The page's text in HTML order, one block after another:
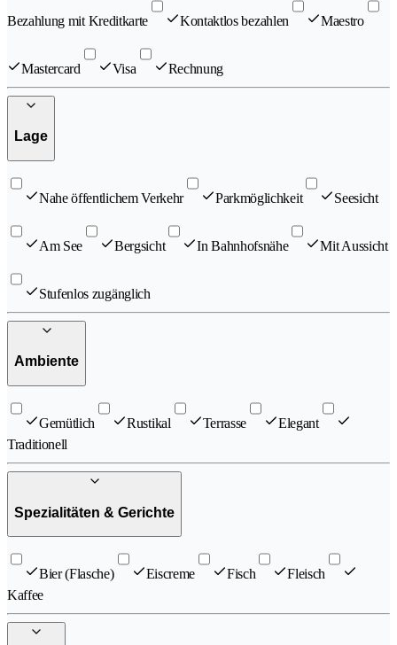
Bezahlung mit Kreditkarte Kontaktlos bezahlen Maestro
Mastercard Visa Rechnung
Lage
Nahe öffentlichem Verkehr Parkmöglichkeit Seesicht
Am See Bergsicht In Bahnhofsnähe Mit Aussicht
Stufenlos zugänglich
Ambiente
Gemütlich Rustikal Terrasse
Elegant
Traditionell
Spezialitäten & Gerichte
Bier (Flasche) Eiscreme Fisch
Fleisch
Kaffee